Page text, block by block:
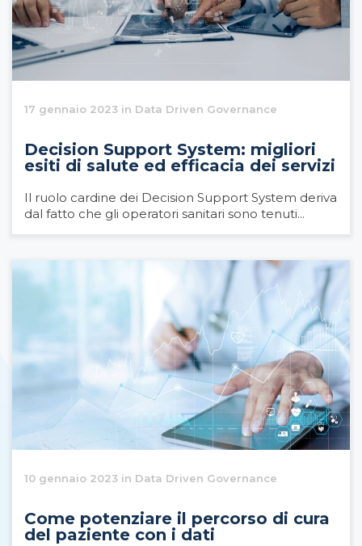
17 gennaio 2023 in Data Driven Governance
Decision Support System: migliori
esiti di salute ed efficacia dei servizi
Il ruolo cardine dei Decision Support System deriva
dal fatto che gli operatori sanitari sono tenuti...
10 gennaio 2023 in Data Driven Governance
Come potenziare il percorso di cura
del paziente con i dati